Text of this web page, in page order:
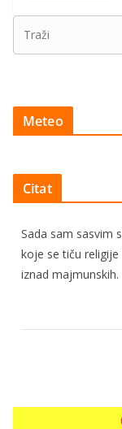
Meteo
Citat
Sada sam sasvim
koje se tiču
iznad majmunskih.